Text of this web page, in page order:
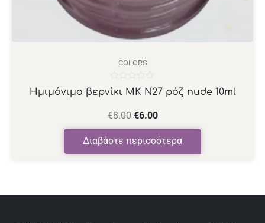
COLORS
Ημιμόνιμο βερνίκι ΜΚ Ν27 ρόζ nude 10ml
€8.00 €6.00
Διαβάστε περισσότερα
Βαθμολογήθηκε
με
από
5